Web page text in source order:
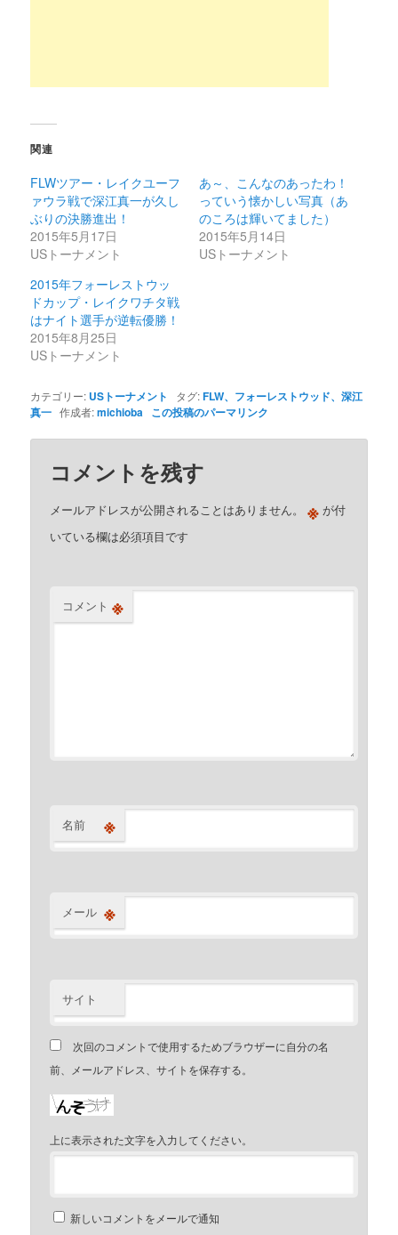
関連
FLWツアー・レイクユーフ
ァウラ戦で深江真一が久し
ぶりの決勝進出！
2015年5月17日
USトーナメント
あ～、こんなのあったわ！
っていう懐かしい写真（あ
のころは輝いてました）
2015年5月14日
USトーナメント
2015年フォーレストウッ
ドカップ・レイクワチタ戦
はナイト選手が逆転優勝！
2015年8月25日
USトーナメント
カテゴリー: USトーナメント タグ:FLW、フォーレストウッド、深江
真一 作成者:michioba この投稿のパーマリンク
コメントを残す
メールアドレスが公開されることはありません。 ※ が付
いている欄は必須項目です
コメント ※
名前 ※
メール ※
サイト
次回のコメントで使用するためブラウザーに自分の名
前、メールアドレス、サイトを保存する。
上に表示された文字を入力してください。
新しいコメントをメールで通知